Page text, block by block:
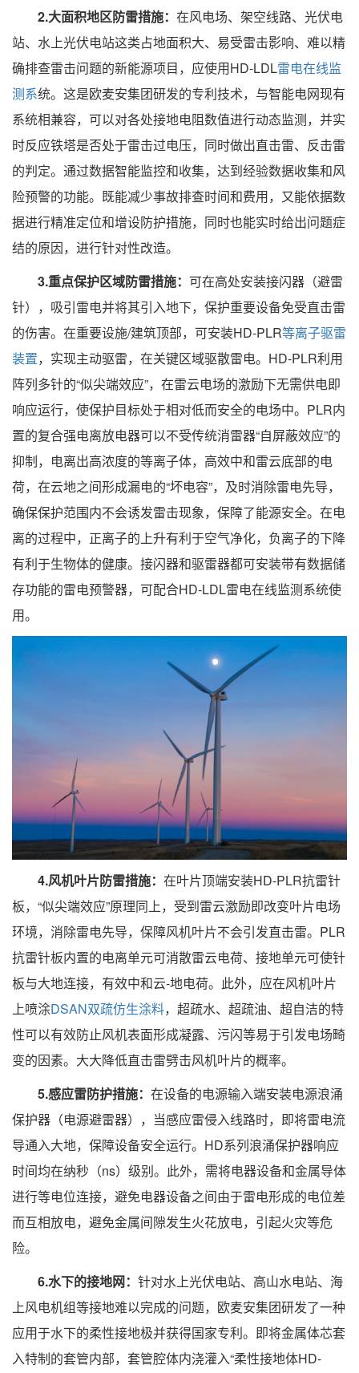
2.大面积地区防雷措施： 在风电场、架空线路、光伏电
站、水上光伏电站这类占地面积大、易受雷击影响、难以精
确排查雷击问题的新能源项目，应使用HD-LDL雷电在线监
测系统。这是欧麦安集团研发的专利技术，与智能电网现有
系统相兼容，可以对各处接地电阻数值进行动态监测，并实
时反应铁塔是否处于雷击过电压，同时做出直击雷、反击雷
的判定。通过数据智能监控和收集，达到经验数据收集和风
险预警的功能。既能减少事故排查时间和费用，又能依据数
据进行精准定位和增设防护措施，同时也能实时给出问题症
结的原因，进行针对性改造。
3.重点保护区域防雷措施： 可在高处安装接闪器（避雷
针），吸引雷电并将其引入地下，保护重要设备免受直击雷
的伤害。在重要设施/建筑顶部，可安装HD-PLR等离子驱雷
装置，实现主动驱雷，在关键区域驱散雷电。HD-PLR利用
阵列多针的“似尖端效应”，在雷云电场的激励下无需供电即
响应运行，使保护目标处于相对低而安全的电场中。PLR内
置的复合强电离放电器可以不受传统消雷器“自屏蔽效应”的
抑制，电离出高浓度的等离子体，高效中和雷云底部的电
荷，在云地之间形成漏电的“坏电容”，及时消除雷电先导，
确保保护范围内不会诱发雷击现象，保障了能源安全。在电
离的过程中，正离子的上升有利于空气净化，负离子的下降
有利于生物体的健康。接闪器和驱雷器都可安装带有数据储
存功能的雷电预警器，可配合HD-LDL雷电在线监测系统使
用。
4.风机叶片防雷措施： 在叶片顶端安装HD-PLR抗雷针
板，“似尖端效应”原理同上，受到雷云激励即改变叶片电场
环境，消除雷电先导，保障风机叶片不会引发直击雷。PLR
抗雷针板内置的电离单元可消散雷云电荷、接地单元可使针
板与大地连接，有效中和云-地电荷。此外，应在风机叶片
上喷涂DSAN双疏仿生涂料，超疏水、超疏油、超自洁的特
性可以有效防止风机表面形成凝露、污闪等易于引发电场畸
变的因素。大大降低直击雷劈击风机叶片的概率。
5.感应雷防护措施： 在设备的电源输入端安装电源浪涌
保护器（电源避雷器），当感应雷侵入线路时，即将雷电流
导通入大地，保障设备安全运行。HD系列浪涌保护器响应
时间均在纳秒（ns）级别。此外，需将电器设备和金属导体
进行等电位连接，避免电器设备之间由于雷电形成的电位差
而互相放电，避免金属间隙发生火花放电，引起火灾等危
险。
6.水下的接地网： 针对水上光伏电站、高山水电站、海
上风电机组等接地难以完成的问题，欧麦安集团研发了一种
应用于水下的柔性接地极并获得国家专利。即将金属体芯套
入特制的套管内部，套管腔体内浇灌入“柔性接地体HD-